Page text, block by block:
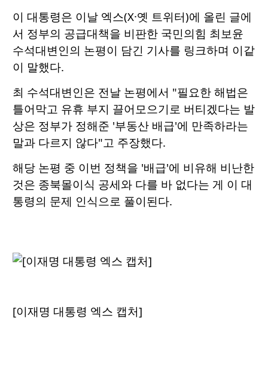
이 대통령은 이날 엑스(X·옛 트위터)에 올린 글에
서 정부의 공급대책을 비판한 국민의힘 최보윤
수석대변인의 논평이 담긴 기사를 링크하며 이같
이 말했다.
최 수석대변인은 전날 논평에서 "필요한 해법은
틀어막고 유휴 부지 끌어모으기로 버티겠다는 발
상은 정부가 정해준 '부동산 배급'에 만족하라는
말과 다르지 않다"고 주장했다.
해당 논평 중 이번 정책을 '배급'에 비유해 비난한
것은 종북몰이식 공세와 다를 바 없다는 게 이 대
통령의 문제 인식으로 풀이된다.
[이재명 대통령 엑스 캡처]